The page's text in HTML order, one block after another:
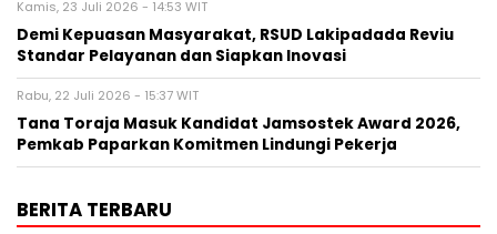
Kamis, 23 Juli 2026 - 14:53 WIT
Demi Kepuasan Masyarakat, RSUD Lakipadada Reviu
Standar Pelayanan dan Siapkan Inovasi
Rabu, 22 Juli 2026 - 15:37 WIT
Tana Toraja Masuk Kandidat Jamsostek Award 2026,
Pemkab Paparkan Komitmen Lindungi Pekerja
BERITA TERBARU